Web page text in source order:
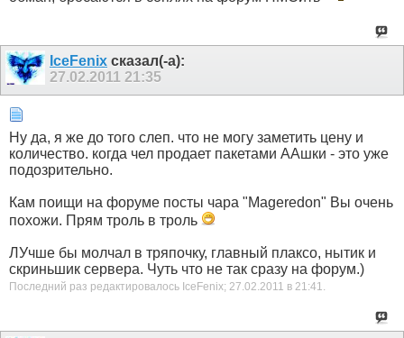
IceFenix сказал(-а):
27.02.2011 21:35
Ну да, я же до того слеп. что не могу заметить цену и
количество. когда чел продает пакетами ААшки - это уже
подозрительно.
Кам поищи на форуме посты чара "Mageredon" Вы очень
похожи. Прям троль в троль
ЛУчше бы молчал в тряпочку, главный плаксо, нытик и
скриньшик сервера. Чуть что не так сразу на форум.)
Последний раз редактировалось IceFenix; 27.02.2011 в 21:41.